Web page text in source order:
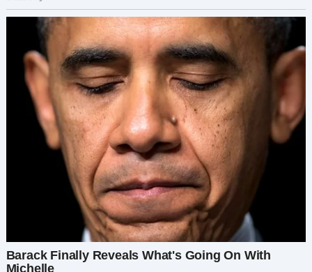
Розовую.
Я застыла в немом ужасе.
— И ещё, — добавила она, — у тебя было
слишком много хлама. Поблагодаришь меня
потом.
Я сжала челюсти и выдавила улыбку:
— Спасибо… за «помощь».
Но в голове уже зрела план.